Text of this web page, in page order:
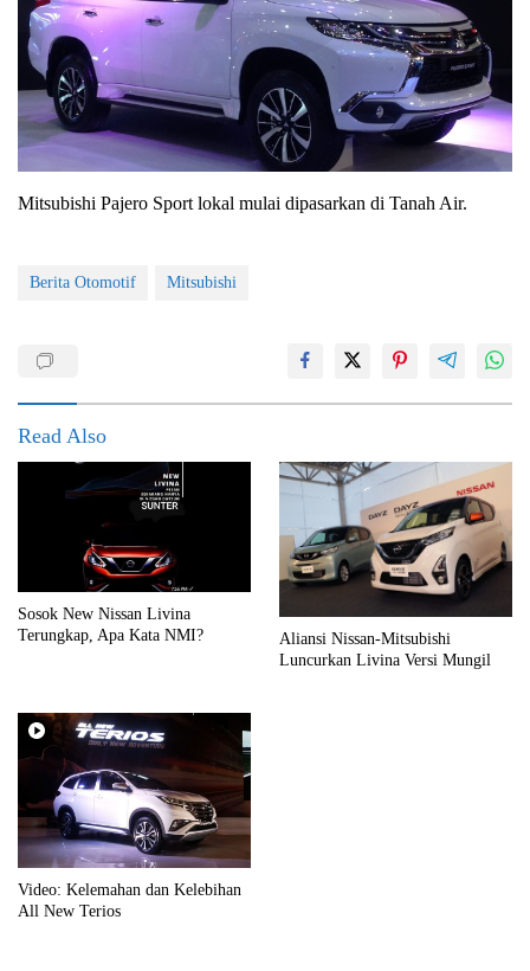
Mitsubishi Pajero Sport lokal mulai dipasarkan di Tanah Air.
Berita Otomotif Mitsubishi
Read Also
Sosok New Nissan Livina
Terungkap, Apa Kata NMI?
Aliansi Nissan-Mitsubishi
Luncurkan Livina Versi Mungil
Video: Kelemahan dan Kelebihan
All New Terios